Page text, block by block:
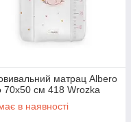
матрац Albero
70x50 см 418 Wrozka
в наявності